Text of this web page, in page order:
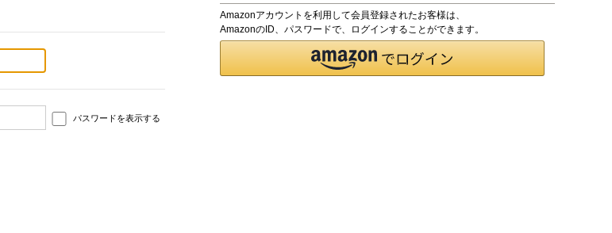
パスワードを表示する
Amazonアカウントを利用して会員登録されたお客様は、
AmazonのID、パスワードで、ログインすることができます。